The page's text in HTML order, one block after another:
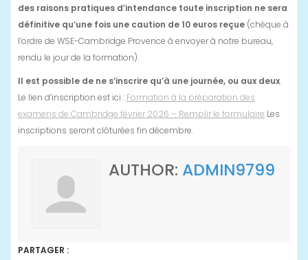
des raisons pratiques d’intendance toute inscription ne sera
définitive qu’une fois une caution de 10 euros reçue (chèque à
l’ordre de WSE-Cambridge Provence à envoyer à notre bureau,
rendu le jour de la formation).
Il est possible de ne s’inscrire qu’à une journée, ou aux deux.
Le lien d’inscription est ici : Formation à la préparation des
examens de Cambridge février 2026 – Remplir le formulaire Les
inscriptions seront clôturées fin décembre.
AUTHOR: ADMIN9799
PARTAGER :